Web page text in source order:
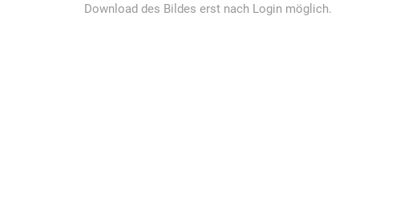
Download des Bildes erst nach Login möglich.